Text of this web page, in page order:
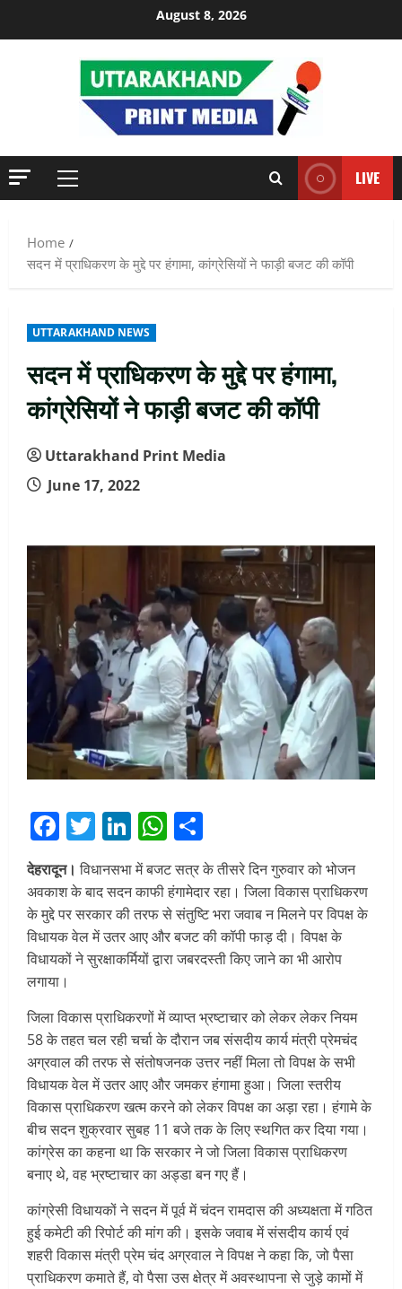
August 8, 2026
Primary
LIVE
Home
सदन में प्राधिकरण के मुद्दे पर हंगामा, कांग्रेसियों ने फाड़ी बजट की कॉपी
UTTARAKHAND NEWS
सदन में प्राधिकरण के मुद्दे पर हंगामा,
कांग्रेसियों ने फाड़ी बजट की कॉपी
Uttarakhand Print Media
June 17, 2022
Facebook
Twitter
LinkedIn
WhatsApp
देहरादून। विधानसभा में बजट सत्र के तीसरे दिन गुरुवार को भोजन
अवकाश के बाद सदन काफी हंगामेदार रहा। जिला विकास प्राधिकरण
के मुद्दे पर सरकार की तरफ से संतुष्टि भरा जवाब न मिलने पर विपक्ष के
विधायक वेल में उतर आए और बजट की कॉपी फाड़ दी। विपक्ष के
विधायकों ने सुरक्षाकर्मियों द्वारा जबरदस्ती किए जाने का भी आरोप
लगाया।
जिला विकास प्राधिकरणों में व्याप्त भ्रष्टाचार को लेकर लेकर नियम
58 के तहत चल रही चर्चा के दौरान जब संसदीय कार्य मंत्री प्रेमचंद
अग्रवाल की तरफ से संतोषजनक उत्तर नहीं मिला तो विपक्ष के सभी
विधायक वेल में उतर आए और जमकर हंगामा हुआ। जिला स्तरीय
विकास प्राधिकरण खत्म करने को लेकर विपक्ष का अड़ा रहा। हंगामे के
बीच सदन शुक्रवार सुबह 11 बजे तक के लिए स्थगित कर दिया गया।
कांग्रेस का कहना था कि सरकार ने जो जिला विकास प्राधिकरण
बनाए थे, वह भ्रष्टाचार का अड्डा बन गए हैं।
कांग्रेसी विधायकों ने सदन में पूर्व में चंदन रामदास की अध्यक्षता में गठित
हुई कमेटी की रिपोर्ट की मांग की। इसके जवाब में संसदीय कार्य एवं
शहरी विकास मंत्री प्रेम चंद अग्रवाल ने विपक्ष ने कहा कि, जो पैसा
प्राधिकरण कमाते हैं, वो पैसा उस क्षेत्र में अवस्थापना से जुड़े कामों में